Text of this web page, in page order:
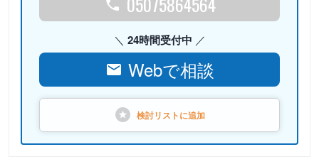
24時間受付中
Webで相談
検討リストに追加